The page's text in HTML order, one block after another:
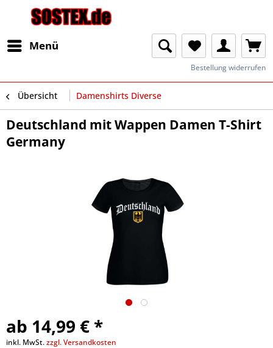
Menü
Bestellung widerrufen
Übersicht Damenshirts Diverse
Deutschland mit Wappen Damen T-Shirt
Germany
ab 14,99 € *
inkl. MwSt.zzgl. Versandkosten